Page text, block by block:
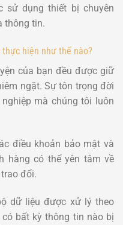
sử dụng thiết bị chuyên
thông tin.
hiện như thế nào?
của bạn đều được giữ
ngặt. Sự tôn trọng đời
mà chúng tôi luôn
điều khoản bảo mật và
hàng có thể yên tâm về
đổi.
dữ liệu được xử lý theo
bất kỳ thông tin nào bị